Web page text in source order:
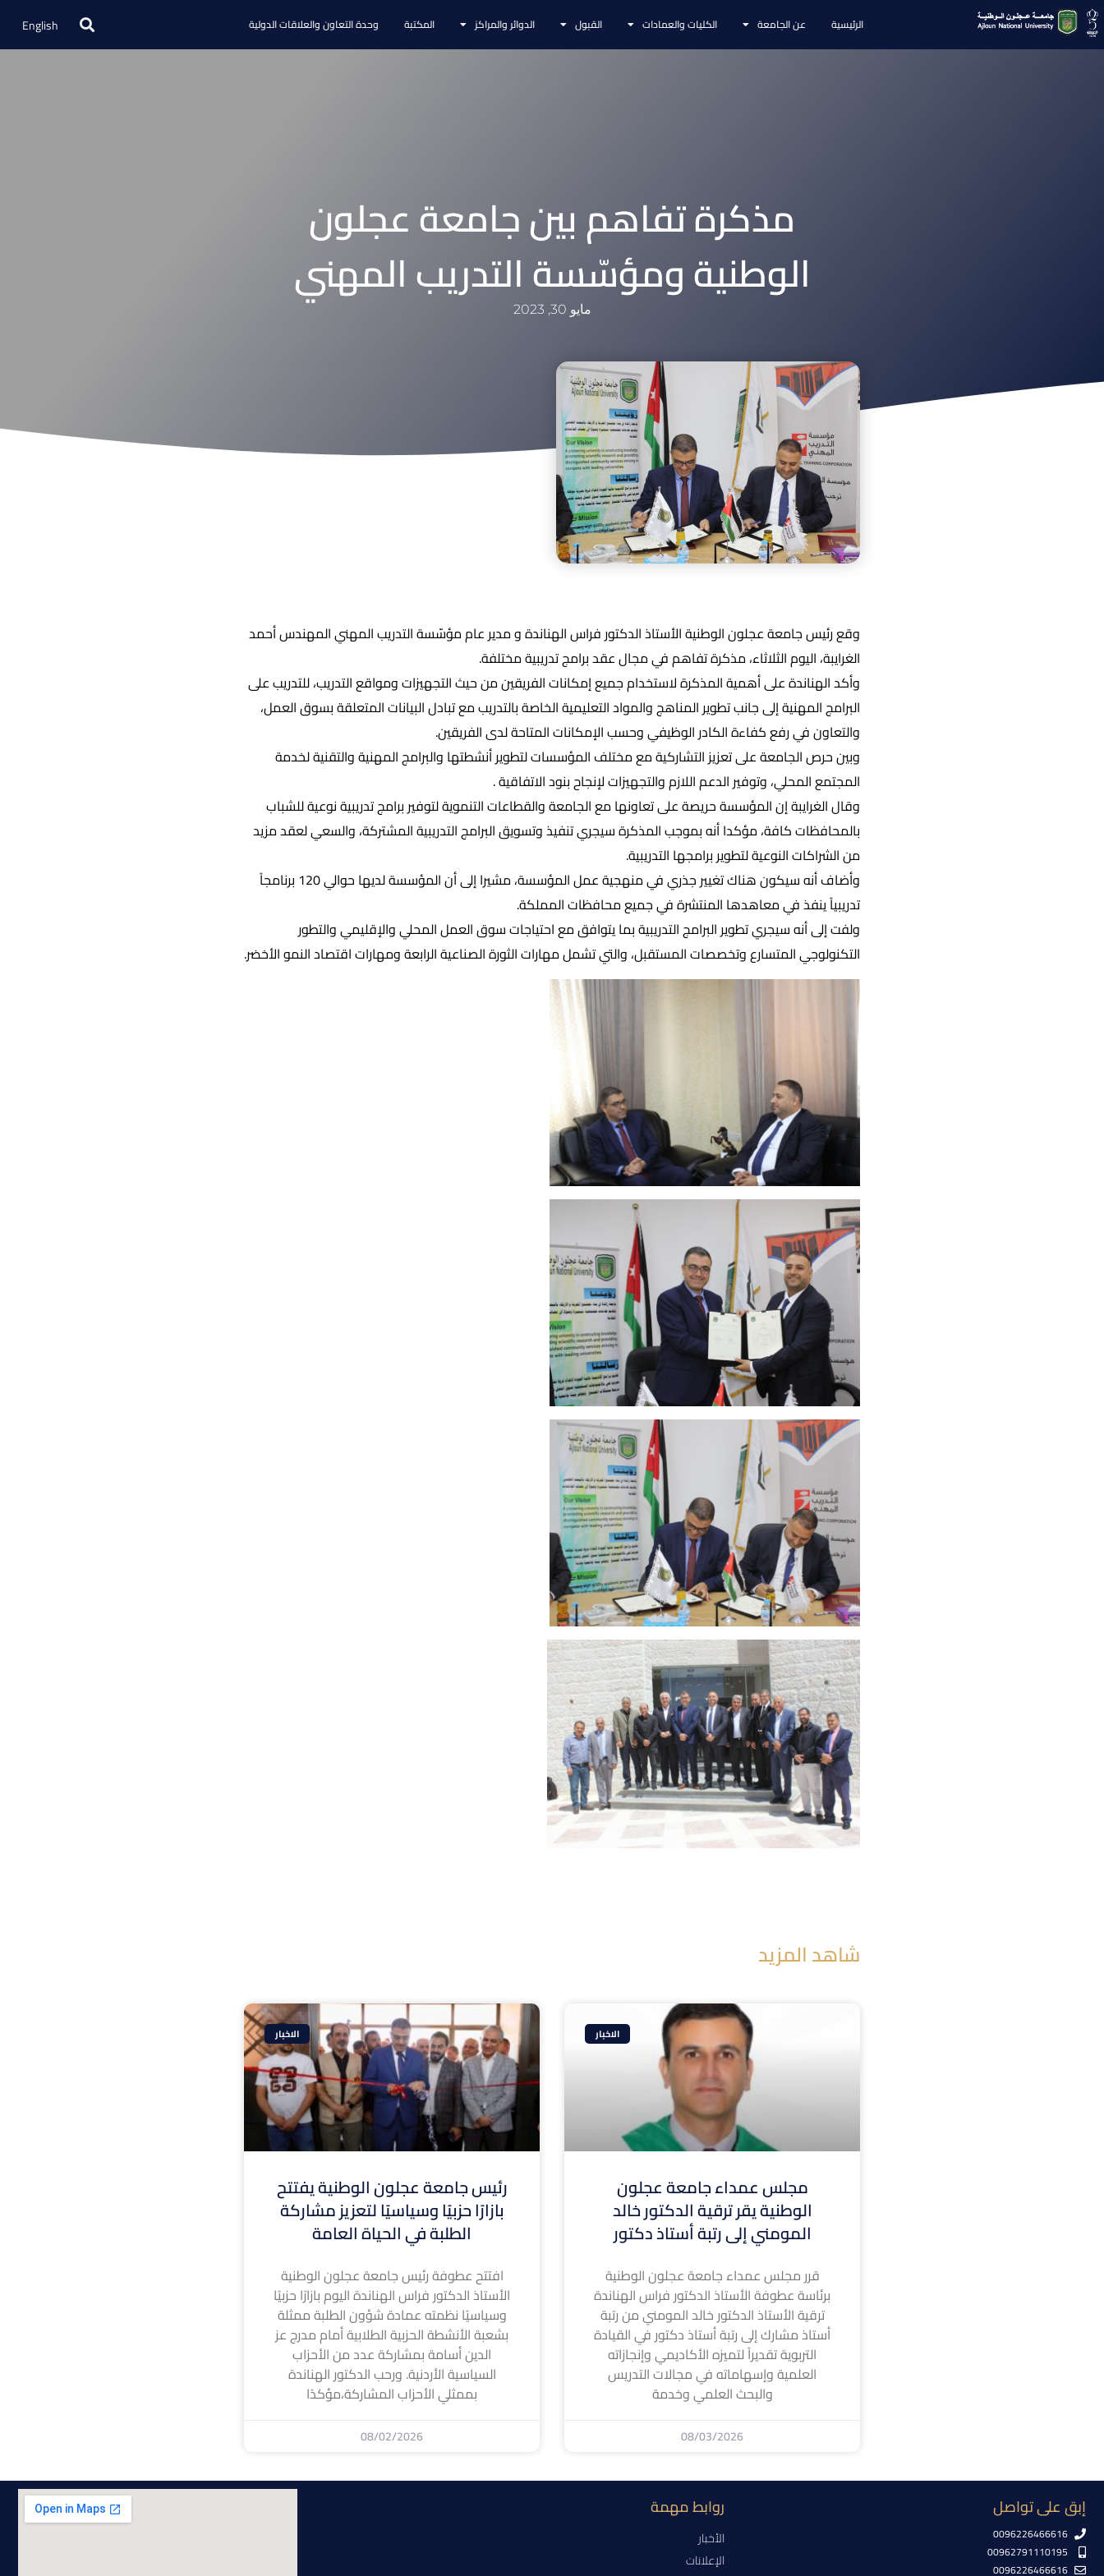
الرئيسية عن الجامعة الكليات والعمادات القبول الدوائر والمراكز المكتبة وحدة التعاون والعلاقات الدولية English
مذكرة تفاهم بين جامعة عجلون
الوطنية ومؤسّسة التدريب المهني
مايو 30, 2023
وقع رئيس جامعة عجلون الوطنية الأستاذ الدكتور فراس الهناندة و مدير عام مؤسّسة التدريب المهني المهندس أحمد
الغرايبة، اليوم الثلاثاء، مذكرة تفاهم في مجال عقد برامج تدريبية مختلفة.
وأكد الهناندة على أهمية المذكرة لاستخدام جميع إمكانات الفريقين من حيث التجهيزات ومواقع التدريب، للتدريب على
البرامج المهنية إلى جانب تطوير المناهج والمواد التعليمية الخاصة بالتدريب مع تبادل البيانات المتعلقة بسوق العمل،
والتعاون في رفع كفاءة الكادر الوظيفي وحسب الإمكانات المتاحة لدى الفريقين.
وبين حرص الجامعة على تعزيز التشاركية مع مختلف المؤسسات لتطوير أنشطتها والبرامج المهنية والتقنية لخدمة
المجتمع المحلي، وتوفير الدعم اللازم والتجهيزات لإنجاح بنود الاتفاقية .
وقال الغرايبة إن المؤسسة حريصة على تعاونها مع الجامعة والقطاعات التنموية لتوفير برامج تدريبية نوعية للشباب
بالمحافظات كافة، مؤكدا أنه بموجب المذكرة سيجري تنفيذ وتسويق البرامج التدريبية المشتركة، والسعي لعقد مزيد
من الشراكات النوعية لتطوير برامجها التدريبية.
وأضاف أنه سيكون هناك تغيير جذري في منهجية عمل المؤسسة، مشيرا إلى أن المؤسسة لديها حوالي 120 برنامجاً
تدريبياً ينفذ في معاهدها المنتشرة في جميع محافظات المملكة.
ولفت إلى أنه سيجري تطوير البرامج التدريبية بما يتوافق مع احتياجات سوق العمل المحلي والإقليمي والتطور
التكنولوجي المتسارع وتخصصات المستقبل، والتي تشمل مهارات الثورة الصناعية الرابعة ومهارات اقتصاد النمو الأخضر.
شاهد المزيد
الاخبار
مجلس عمداء جامعة عجلون
الوطنية يقر ترقية الدكتور خالد
المومني إلى رتبة أستاذ دكتور
قرر مجلس عمداء جامعة عجلون الوطنية
برئاسة عطوفة الأستاذ الدكتور فراس الهناندة
ترقية الأستاذ الدكتور خالد المومني من رتبة
أستاذ مشارك إلى رتبة أستاذ دكتور في القيادة
التربوية تقديراً لتميزه الأكاديمي وإنجازاته
العلمية وإسهاماته في مجالات التدريس
والبحث العلمي وخدمة
08/03/2026
الاخبار
رئيس جامعة عجلون الوطنية يفتتح
بازارًا حزبيًا وسياسيًا لتعزيز مشاركة
الطلبة في الحياة العامة
افتتح عطوفة رئيس جامعة عجلون الوطنية
الأستاذ الدكتور فراس الهناندة اليوم بازارًا حزبيًا
وسياسيًا نظمته عمادة شؤون الطلبة ممثلة
بشعبة الأنشطة الحزبية الطلابية أمام مدرج عز
الدين أسامة بمشاركة عدد من الأحزاب
السياسية الأردنية. ورحب الدكتور الهناندة
بممثلي الأحزاب المشاركة،مؤكدًا
08/02/2026
إبق على تواصل
0096226466616
00962791110195
0096226466616
روابط مهمة
الأخبار
الإعلانات